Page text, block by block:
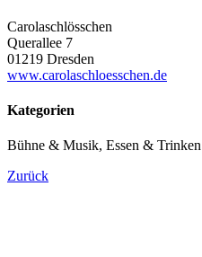
Carolaschlösschen
Querallee 7
01219 Dresden
www.carolaschloesschen.de
Kategorien
Bühne & Musik, Essen & Trinken
Zurück